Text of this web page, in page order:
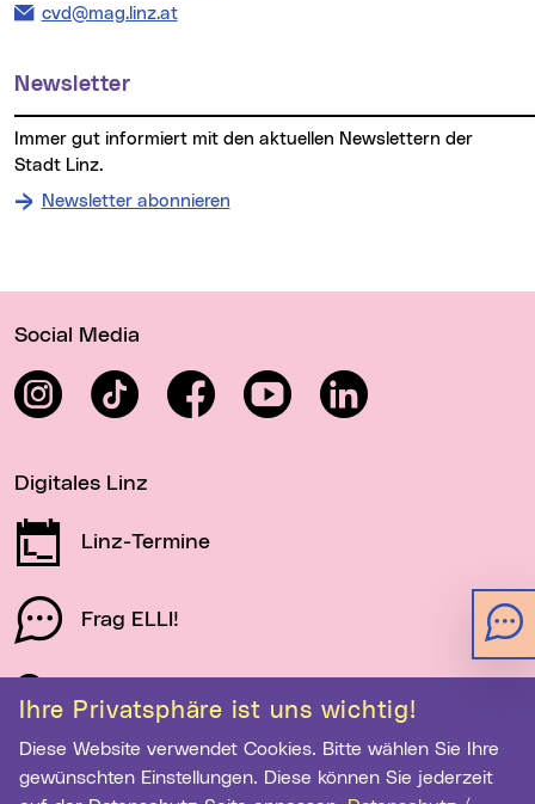
Ihre Privatsphäre ist uns wichtig!
Diese Website verwendet Cookies. Bitte wählen Sie Ihre
gewünschten Einstellungen. Diese können Sie jederzeit
E-Mail Adresse:
cvd@mag.linz.at
Newsletter
Stadt Linz.
Newsletter abonnieren
Social Media
InstagramTikTok FacebookYouTube LinkedIn
Digitales Linz
Linz-Termine
Frag ELLI!
Schau auf Linz
Newsletter-Anmeldung